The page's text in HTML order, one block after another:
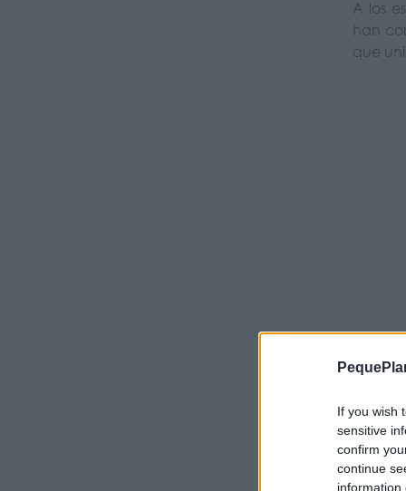
If you wish
sensitive
confirm
continue
information
A los
han
que
Más de